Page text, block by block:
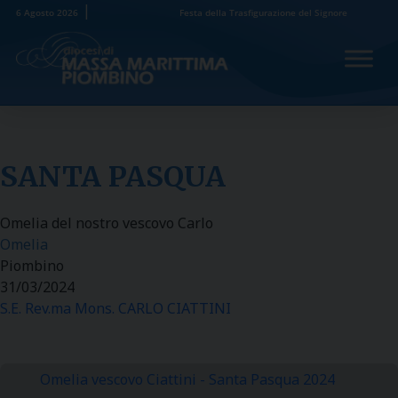
Skip
content
6 Agosto 2026 Festa della Trasfigurazione del Signore
SANTA PASQUA
Omelia del nostro vescovo Carlo
Omelia
Piombino
31/03/2024
S.E. Rev.ma Mons. CARLO CIATTINI
Omelia vescovo Ciattini - Santa Pasqua 2024